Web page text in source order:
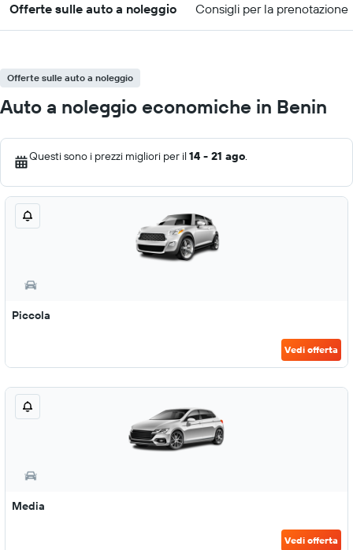
Offerte sulle auto a noleggio Consigli per la prenotazione
Offerte sulle auto a noleggio
Auto a noleggio economiche in Benin
Questi sono i prezzi migliori per il 14 - 21 ago.
Piccola
Vedi offerta
Media
Vedi offerta